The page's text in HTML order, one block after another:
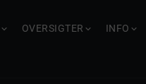
OVERSIGTER INFO